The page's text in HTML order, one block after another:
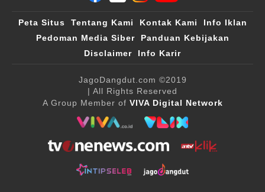
Peta Situs Tentang Kami Kontak Kami
Info Iklan
Pedoman Media Siber
Panduan Kebijakan
Disclaimer
Info Karir
JagoDangdut.com ©2019
| All Rights Reserved
A Group Member of VIVA Digital Network